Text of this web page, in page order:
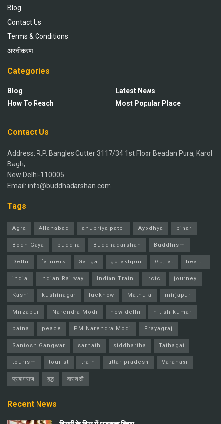
Blog
Contact Us
Terms & Conditions
अस्वीकरण
Categories
Blog
How To Reach
Latest News
Most Popular Place
Contact Us
Address: R.P. Bangles Cutter 3117/34 1st Floor Beadan Pura, Karol
Bagh,
New Delhi-110005
Email: info@buddhadarshan.com
Tags
Agra Allahabad anupriya patel Ayodhya bihar
Bodh Gaya buddha Buddhadarshan Buddhism
Delhi farmers Ganga gorakhpur Gujrat health
india Indian Railway Indian Train Irctc journey
Kashi kushinagar lucknow Mathura mirjapur
Mirzapur Narendra Modi new delhi nitish kumar
patna peace PM Narendra Modi Prayagraj
Santosh Gangwar sarnath siddhartha Tathagat
tourism tourist train uttar pradesh Varanasi
प्रयागराज बुद्ध वाराणसी
Recent News